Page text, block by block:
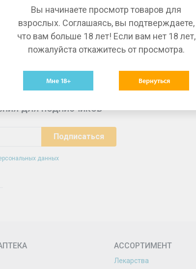
Лекарства в Тюмени
для подписчиков
данных
АССОРТИМЕНТ
Лекарства
Вы начинаете просмотр товаров для
взрослых. Соглашаясь, вы подтверждаете,
что вам больше 18 лет! Если вам нет 18 лет,
пожалуйста откажитесь от просмотра.
Мне 18+ Вернуться